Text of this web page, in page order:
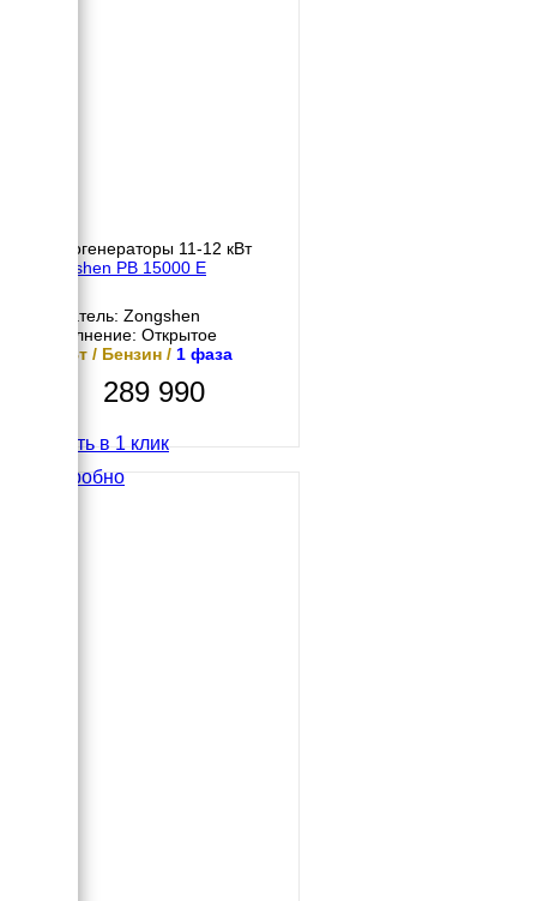
Бензогенераторы 11-12 кВт
Zongshen PB 15000 E
Двигатель: Zongshen
Исполнение: Открытое
12 кВт / Бензин / 1 фаза
289 990
Купить в 1 клик
Подробно